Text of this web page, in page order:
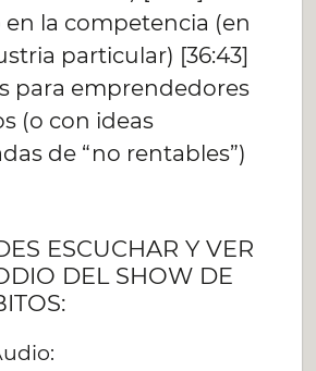
la competencia (en
particular) [36:43]
para emprendedores
(o con ideas
de “no rentables”)
ESCUCHAR Y VER
DEL SHOW DE